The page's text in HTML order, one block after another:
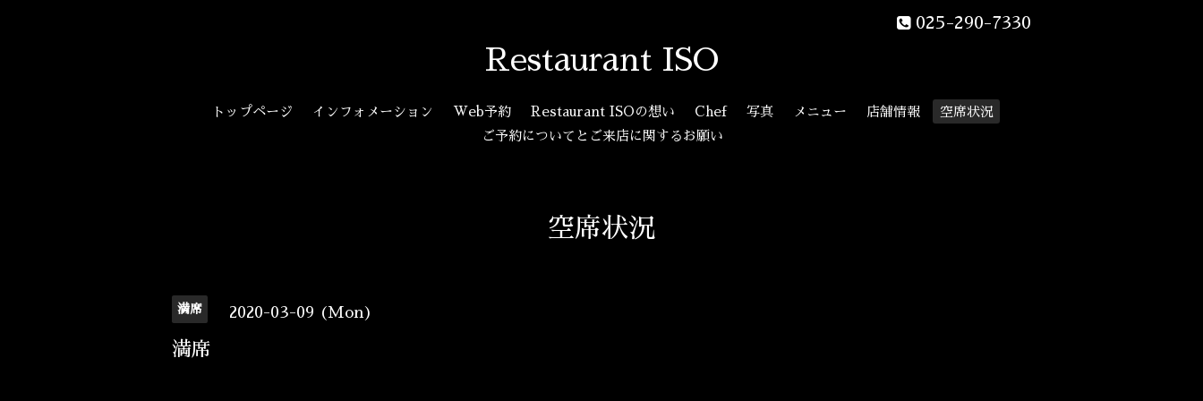
025-290-7330
Restaurant ISO
トップページ インフォメーション Web予約 Restaurant ISOの想い Chef 写真 メニュー 店舗情報
空席状況
ご予約についてとご来店に関するお願い
空席状況
満席 2020-03-09 (Mon)
満席